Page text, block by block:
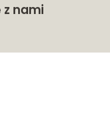
nami